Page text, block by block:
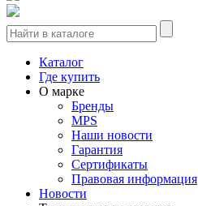
Каталог
Где купить
О марке
Бренды
MPS
Наши новости
Гарантия
Сертификаты
Правовая информация
Новости